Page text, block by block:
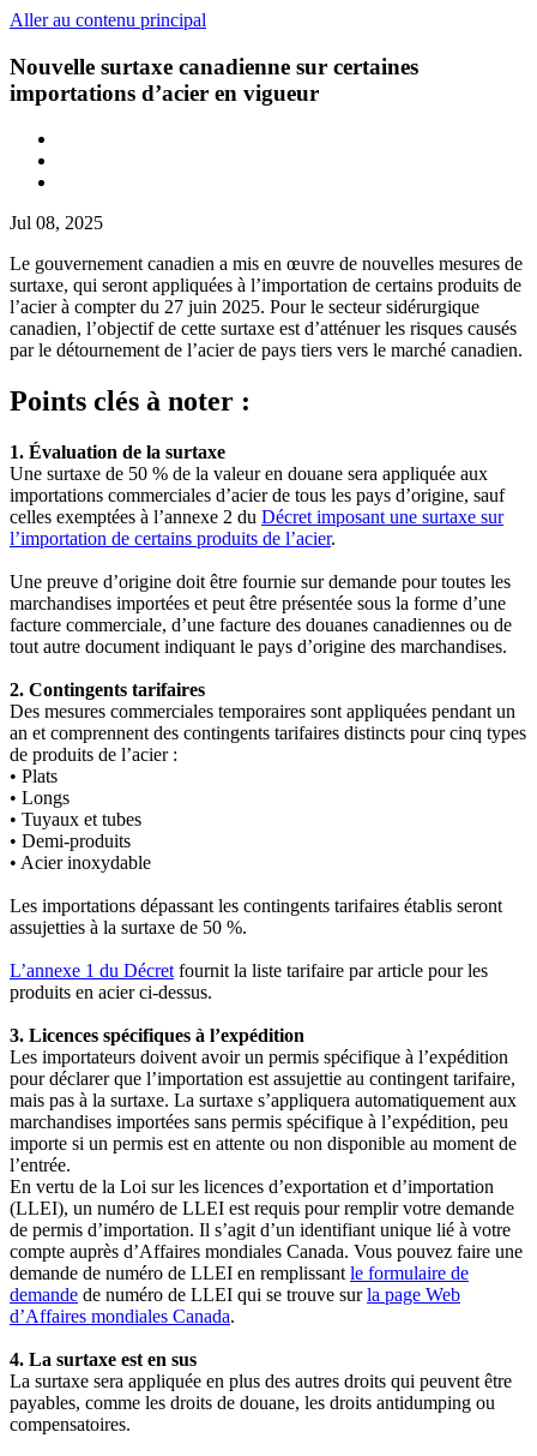
Aller au contenu principal
Nouvelle surtaxe canadienne sur certaines
importations d’acier en vigueur
Jul 08, 2025
Le gouvernement canadien a mis en œuvre de nouvelles mesures de
surtaxe, qui seront appliquées à l’importation de certains produits de
l’acier à compter du 27 juin 2025. Pour le secteur sidérurgique
canadien, l’objectif de cette surtaxe est d’atténuer les risques causés
par le détournement de l’acier de pays tiers vers le marché canadien.
Points clés à noter :
1. Évaluation de la surtaxe
Une surtaxe de 50 % de la valeur en douane sera appliquée aux
importations commerciales d’acier de tous les pays d’origine, sauf
celles exemptées à l’annexe 2 du Décret imposant une surtaxe sur
l’importation de certains produits de l’acier.
Une preuve d’origine doit être fournie sur demande pour toutes les
marchandises importées et peut être présentée sous la forme d’une
facture commerciale, d’une facture des douanes canadiennes ou de
tout autre document indiquant le pays d’origine des marchandises.
2. Contingents tarifaires
Des mesures commerciales temporaires sont appliquées pendant un
an et comprennent des contingents tarifaires distincts pour cinq types
de produits de l’acier :
• Plats
• Longs
• Tuyaux et tubes
• Demi-produits
• Acier inoxydable
Les importations dépassant les contingents tarifaires établis seront
assujetties à la surtaxe de 50 %.
L’annexe 1 du Décret fournit la liste tarifaire par article pour les
produits en acier ci-dessus.
3. Licences spécifiques à l’expédition
Les importateurs doivent avoir un permis spécifique à l’expédition
pour déclarer que l’importation est assujettie au contingent tarifaire,
mais pas à la surtaxe. La surtaxe s’appliquera automatiquement aux
marchandises importées sans permis spécifique à l’expédition, peu
importe si un permis est en attente ou non disponible au moment de
l’entrée.
En vertu de la Loi sur les licences d’exportation et d’importation
(LLEI), un numéro de LLEI est requis pour remplir votre demande
de permis d’importation. Il s’agit d’un identifiant unique lié à votre
compte auprès d’Affaires mondiales Canada. Vous pouvez faire une
demande de numéro de LLEI en remplissant le formulaire de
demande de numéro de LLEI qui se trouve surla page Web
d’Affaires mondiales Canada.
4. La surtaxe est en sus
La surtaxe sera appliquée en plus des autres droits qui peuvent être
payables, comme les droits de douane, les droits antidumping ou
compensatoires.